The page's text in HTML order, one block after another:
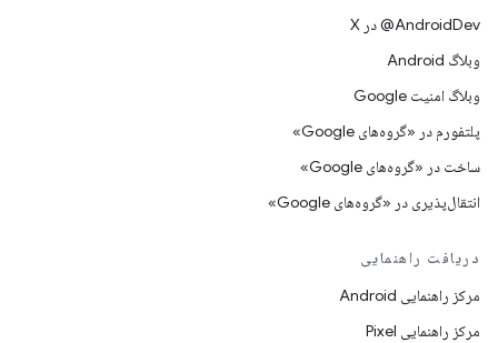
‫‎@AndroidDev در X
وبلاگ Android
وبلاگ امنیت Google
پلتفورم در «گروه‌های Google»
ساخت در «گروه‌های Google»
انتقال‌پذیری در «گروه‌های Google»
دریافت راهنمایی
مرکز راهنمایی Android
مرکز راهنمایی Pixel